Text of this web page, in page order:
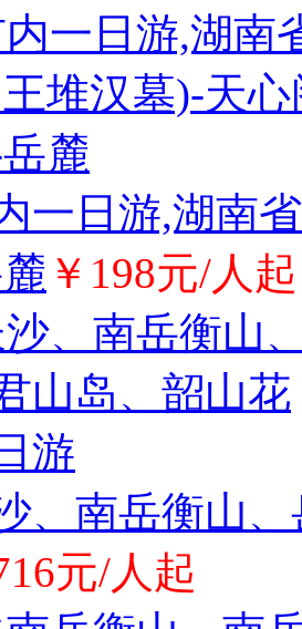
一日游,湖南
￥198元/人起
、南岳衡山
元/人起